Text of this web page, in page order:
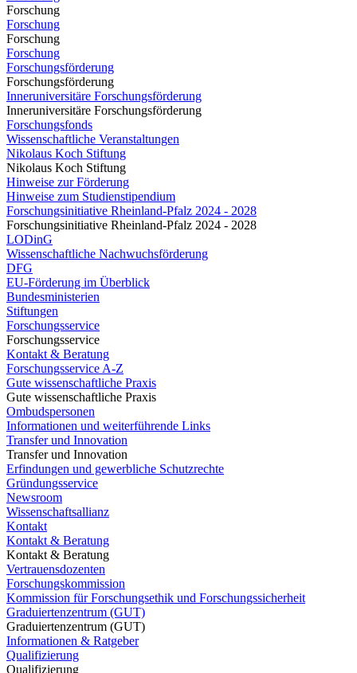
Forschung
Forschung
Forschung
Forschung
Forschungsförderung
Forschungsförderung
Inneruniversitäre Forschungsförderung
Inneruniversitäre Forschungsförderung
Forschungsfonds
Wissenschaftliche Veranstaltungen
Nikolaus Koch Stiftung
Nikolaus Koch Stiftung
Hinweise zur Förderung
Hinweise zum Studienstipendium
Forschungsinitiative Rheinland-Pfalz 2024 - 2028
Forschungsinitiative Rheinland-Pfalz 2024 - 2028
LODinG
Wissenschaftliche Nachwuchsförderung
DFG
EU-Förderung im Überblick
Bundesministerien
Stiftungen
Forschungsservice
Forschungsservice
Kontakt & Beratung
Forschungsservice A-Z
Gute wissenschaftliche Praxis
Gute wissenschaftliche Praxis
Ombudspersonen
Informationen und weiterführende Links
Transfer und Innovation
Transfer und Innovation
Erfindungen und gewerbliche Schutzrechte
Gründungsservice
Newsroom
Wissenschaftsallianz
Kontakt
Kontakt & Beratung
Kontakt & Beratung
Vertrauensdozenten
Forschungskommission
Kommission für Forschungsethik und Forschungssicherheit
Graduiertenzentrum (GUT)
Graduiertenzentrum (GUT)
Informationen & Ratgeber
Qualifizierung
Qualifizierung